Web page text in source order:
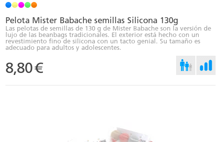
Pelota Mister Babache semillas Silicona 130g
Las pelotas de semillas de 130 g de Mister Babache son la versión de
lujo de las beanbags tradicionales. El exterior está hecho con un
revestimiento fino de silicona con un tacto genial. Su tamaño es
adecuado para adultos y adolescentes.
8,80€